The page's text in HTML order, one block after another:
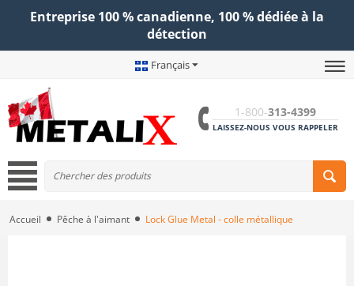
Entreprise 100 % canadienne, 100 % dédiée à la
détection
Français
1-800-313-4399
LAISSEZ-NOUS VOUS RAPPELER
Accueil Pêche à l'aimant Lock Glue Metal - colle métallique